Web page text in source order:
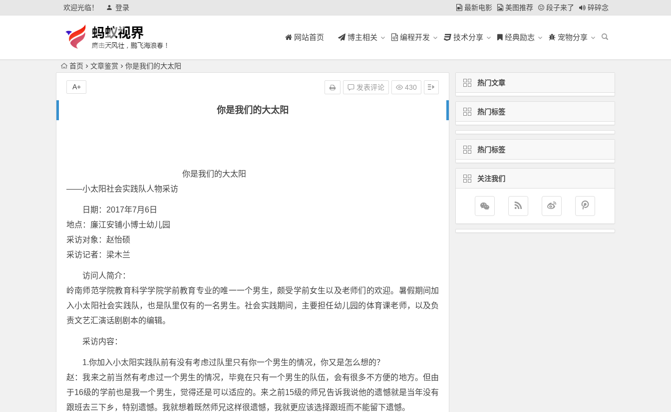
欢迎光临！ 登录 最新电影 美图推荐 段子来了 碎碎念
网站首页 博主相关 编程开发 技术分享 经典励志 宠物分享
首页 文章鉴赏 你是我们的大太阳
你是我们的大太阳
发表评论 430
A+
你是我们的大太阳
――小太阳社会实践队人物采访
日期：2017年7月6日
地点：廉江安铺小博士幼儿园
采访对象：赵怡硕
采访记者：梁木兰
访问人简介：
岭南师范学院教育科学学院学前教育专业的唯一一个男生，颇受学前女生以及老师们的欢迎。暑假期间加
入小太阳社会实践队，也是队里仅有的一名男生。社会实践期间，主要担任幼儿园的体育课老师，以及负
责文艺汇演话剧剧本的编辑。
采访内容：
1.你加入小太阳实践队前有没有考虑过队里只有你一个男生的情况，你又是怎么想的？
赵：我来之前当然有考虑过一个男生的情况，毕竟在只有一个男生的队伍，会有很多不方便的地方。但由
于16级的学前也是我一个男生，觉得还是可以适应的。来之前15级的师兄告诉我说他的遗憾就是当年没有
跟班去三下乡，特别遗憾。我就想着既然师兄这样很遗憾，我就更应该选择跟班而不能留下遗憾。
热门文章
热门标签
热门标签
关注我们